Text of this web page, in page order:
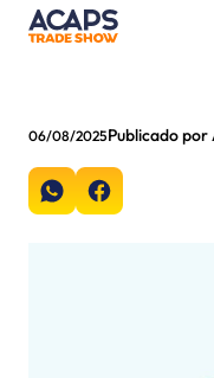
06/08/2025Publicado por